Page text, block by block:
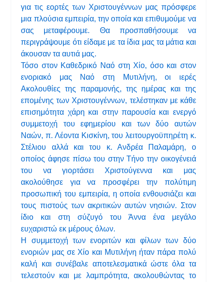
για τις εορτές των Χριστουγέννων μας πρόσφερε
μια πλούσια εμπειρία, την οποία και επιθυμούμε να
σας μεταφέρουμε. Θα προσπαθήσουμε να
περιγράψουμε ότι είδαμε με τα ίδια μας τα μάτια και
άκουσαν τα αυτιά μας.
Τόσο στον Καθεδρικό Ναό στη Χίο, όσο και στον
ενοριακό μας Ναό στη Μυτιλήνη, οι ιερές
Ακολουθίες της παραμονής, της ημέρας και της
επομένης των Χριστουγέννων, τελέστηκαν με κάθε
επισημότητα χάρη και στην παρουσία και ενεργό
συμμετοχή του εφημερίου και των δύο αυτών
Ναών, π. Λέοντα Κισκίνη, του λειτουργοϋπηρέτη κ.
Στέλιου αλλά και του κ. Ανδρέα Παλαμάρη, ο
οποίος άφησε πίσω του στην Τήνο την οικογένειά
του να γιορτάσει Χριστούγεννα και μας
ακολούθησε για να προσφέρει την πολύτιμη
προσωπική του εμπειρία, η οποία ενθουσιάζει και
τους πιστούς των ακριτικών αυτών νησιών. Στον
ίδιο και στη σύζυγό του Άννα ένα μεγάλο
ευχαριστώ εκ μέρους όλων.
Η συμμετοχή των ενοριτών και φίλων των δύο
ενοριών μας σε Χίο και Μυτιλήνη ήταν πάρα πολύ
καλή και συνέβαλε αποτελεσματικά ώστε όλα τα
τελεστούν και με λαμπρότητα, ακολουθώντας το